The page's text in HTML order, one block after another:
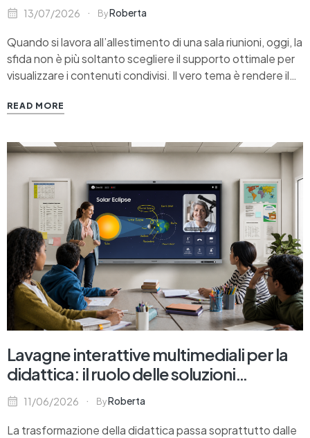
giusta per le aziende
13/07/2026 ByRoberta
Quando si lavora all’allestimento di una sala riunioni, oggi, la
sfida non è più soltanto scegliere il supporto ottimale per
visualizzare i contenuti condivisi. Il vero tema è rendere il
partecipazione e far dialogare senza problemi persone,
READ MORE
Lavagne interattive multimediali per la
didattica: il ruolo delle soluzioni
Samsung nella scuola digitale
11/06/2026 ByRoberta
La trasformazione della didattica passa soprattutto dalle